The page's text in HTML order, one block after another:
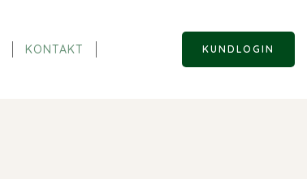
KONTAKT KUNDLOGIN